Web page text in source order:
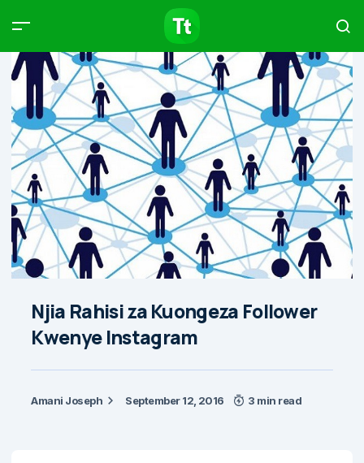
Njia Rahisi za Kuongeza Follower
Kwenye Instagram
Amani Joseph September 12, 2016 3 min read
Products Articles
Type to start searching…